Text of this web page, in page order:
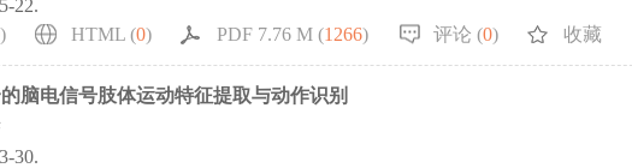
22.
) HTML (0) PDF 7.76 M (1266) 评论 (0) 收藏
脑电信号肢体运动特征提取与动作识别
30.